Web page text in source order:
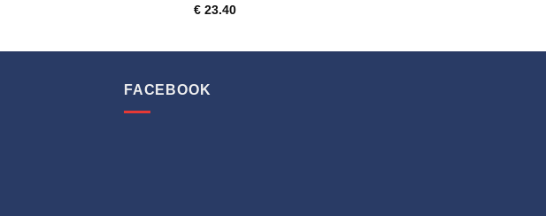
€23.40
FACEBOOK